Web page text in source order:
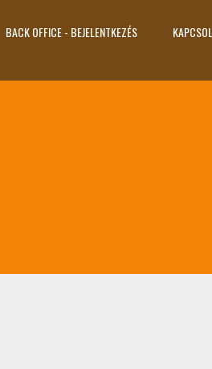
BACK OFFICE - BEJELENTKEZÉS